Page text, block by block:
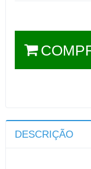
DESCRIÇÃO